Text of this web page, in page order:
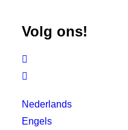
Volg ons!


Nederlands
Engels